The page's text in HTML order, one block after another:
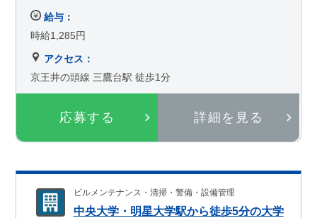
応募する 詳細を見る
給与：
時給1,285円
アクセス：
京王井の頭線 三鷹台駅 徒歩1分
ビルメンテナンス・清掃・警備・設備管理
中央大学・明星大学駅から徒歩5分の大学